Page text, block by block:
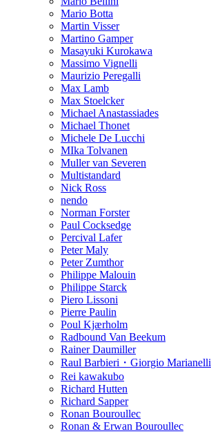
Mario Botta
Martin Visser
Martino Gamper
Masayuki Kurokawa
Massimo Vignelli
Maurizio Peregalli
Max Lamb
Max Stoelcker
Michael Anastassiades
Michael Thonet
Michele De Lucchi
MIka Tolvanen
Muller van Severen
Multistandard
Nick Ross
nendo
Norman Forster
Paul Cocksedge
Percival Lafer
Peter Maly
Peter Zumthor
Philippe Malouin
Philippe Starck
Piero Lissoni
Pierre Paulin
Poul Kjærholm
Radbound Van Beekum
Rainer Daumiller
Raul Barbieri・Giorgio Marianelli
Rei kawakubo
Richard Hutten
Richard Sapper
Ronan Bouroullec
Ronan & Erwan Bouroullec